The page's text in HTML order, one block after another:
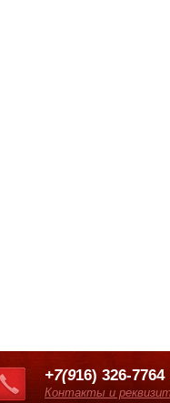
+7(916) 326-7764
Контакты и